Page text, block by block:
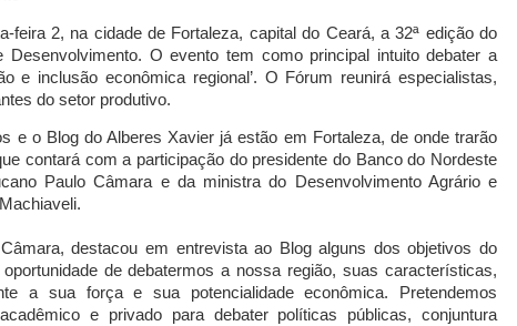
feira 2, na cidade de Fortaleza, capital do Ceará, a 32ª edição do
Desenvolvimento. O evento tem como principal intuito debater a
e inclusão econômica regional’. O Fórum reunirá especialistas,
do setor produtivo.
e o Blog do Alberes Xavier já estão em Fortaleza, de onde trarão
contará com a participação do presidente do Banco do Nordeste
Paulo Câmara e da ministra do Desenvolvimento Agrário e
destacou em entrevista ao Blog alguns dos objetivos do
de debatermos a nossa região, suas características,
a sua força e sua potencialidade econômica. Pretendemos
e privado para debater políticas públicas, conjuntura